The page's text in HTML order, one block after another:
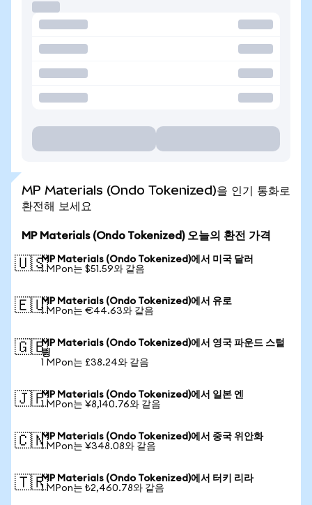
MP Materials (Ondo Tokenized)을 인기 통화로
환전해 보세요
MP Materials (Ondo Tokenized) 오늘의 환전 가격
🇺🇸MP Materials (Ondo Tokenized)에서 미국 달러
1 MPon는 $51.59와 같음
🇪🇺MP Materials (Ondo Tokenized)에서 유로
1 MPon는 €44.63와 같음
🇬🇧MP Materials (Ondo Tokenized)에서 영국 파운드 스털
링
1 MPon는 £38.24와 같음
🇯🇵MP Materials (Ondo Tokenized)에서 일본 엔
1 MPon는 ¥8,140.76와 같음
🇨🇳MP Materials (Ondo Tokenized)에서 중국 위안화
1 MPon는 ¥348.08와 같음
🇹🇷MP Materials (Ondo Tokenized)에서 터키 리라
1 MPon는 ₺2,460.78와 같음